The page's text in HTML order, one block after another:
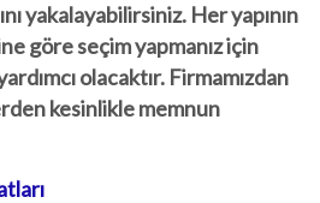
yakalayabilirsiniz. Her yapının
göre seçim yapmanız için
olacaktır. Firmamızdan
kesinlikle memnun